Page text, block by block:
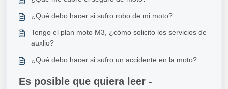
¿Qué debo hacer si sufro robo de mi moto?
Tengo el plan moto M3, ¿cómo solicito los servicios de
auxlio?
¿Qué debo hacer si sufro un accidente en la moto?
Es posible que quiera leer -